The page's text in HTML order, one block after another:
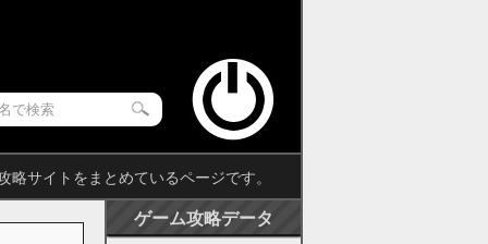
サイトをまとめているページです。
ゲーム攻略データ